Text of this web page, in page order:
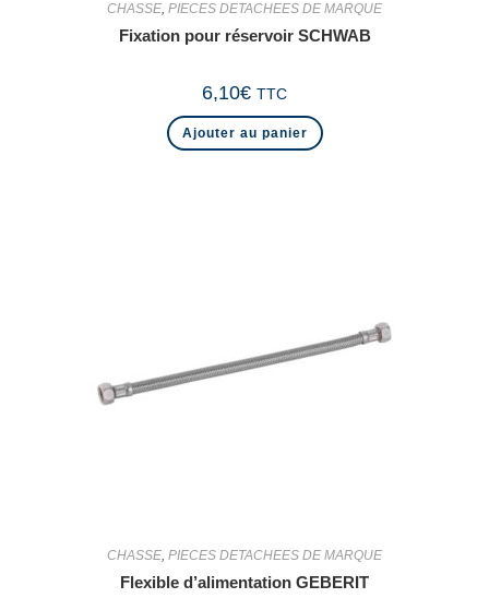
CHASSE, PIECES DETACHEES DE MARQUE
Fixation pour réservoir SCHWAB
6,10€ TTC
Ajouter au panier
CHASSE PIECES DETACHEES DE MARQUE
Flexible d’alimentation GEBERIT